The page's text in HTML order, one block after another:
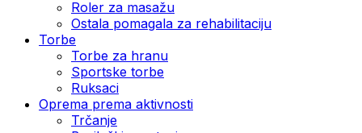
Roler za masažu
Ostala pomagala za rehabilitaciju
Torbe
Torbe za hranu
Sportske torbe
Ruksaci
Oprema prema aktivnosti
Trčanje